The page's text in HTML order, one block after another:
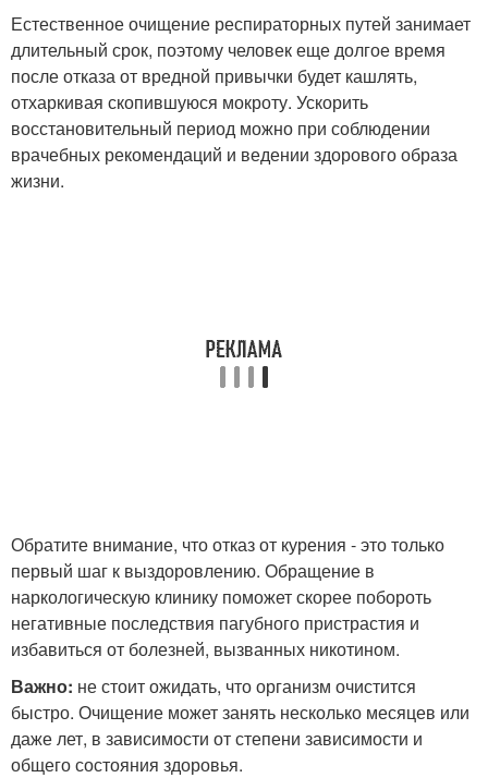
Естественное очищение респираторных путей занимает
длительный срок, поэтому человек еще долгое время
после отказа от вредной привычки будет кашлять,
отхаркивая скопившуюся мокроту. Ускорить
восстановительный период можно при соблюдении
врачебных рекомендаций и ведении здорового образа
жизни.
Обратите внимание, что отказ от курения - это только
первый шаг к выздоровлению. Обращение в
наркологическую клинику поможет скорее побороть
негативные последствия пагубного пристрастия и
избавиться от болезней, вызванных никотином.
Важно: не стоит ожидать, что организм очистится
быстро. Очищение может занять несколько месяцев или
даже лет, в зависимости от степени зависимости и
общего состояния здоровья.